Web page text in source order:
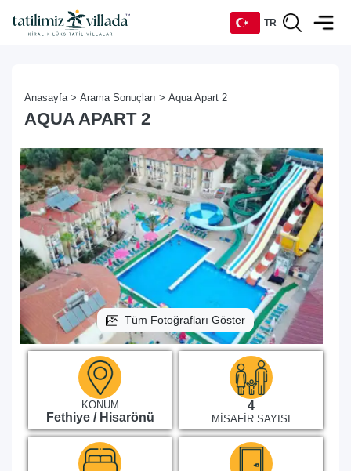
TR
RU
Anasayfa > Arama Sonuçları > Aqua Apart 2
AQUA APART 2
Tüm Fotoğrafları Göster
KONUM
Fethiye / Hisarönü
4
MISAFIR SAYISI